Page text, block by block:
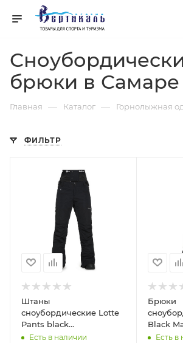
брюки в Самаре
Главная — Каталог — Горнолыжная
ФИЛЬТР
Штаны
сноубордические Lotte
Pants black
HORSEFEATHERS (M)
Есть в наличии
Брюки
Black
Есть в